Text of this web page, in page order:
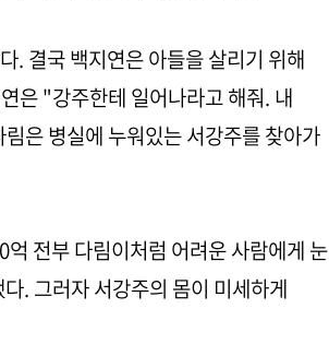
. 결국 백지연은 아들을 살리기 위해
은 "강주한테 일어나라고 해줘. 내
은 병실에 누워있는 서강주를 찾아가
전부 다림이처럼 어려운 사람에게 눈
. 그러자 서강주의 몸이 미세하게